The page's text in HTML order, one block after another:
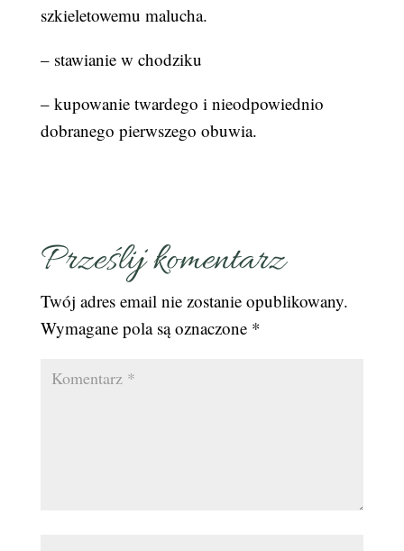
szkieletowemu malucha.
– stawianie w chodziku
– kupowanie twardego i nieodpowiednio
dobranego pierwszego obuwia.
Prześlij komentarz
Twój adres email nie zostanie opublikowany.
Wymagane pola są oznaczone *